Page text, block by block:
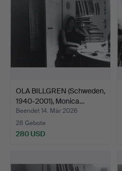
OLA BILLGREN (Schweden,
1940-2001), Monica…
Beendet 14. Mär 2026
28 Gebote
280 USD